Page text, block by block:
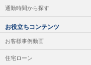
通勤時間から探す
お役立ちコンテンツ
お客様事例動画
住宅ローン